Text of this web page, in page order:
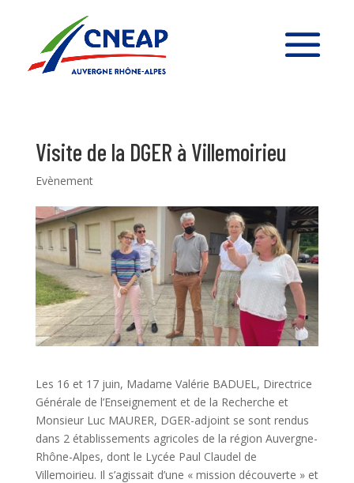
Visite de la DGER à Villemoirieu
Evènement
Les 16 et 17 juin, Madame Valérie BADUEL, Directrice
Générale de l’Enseignement et de la Recherche et
Monsieur Luc MAURER, DGER-adjoint se sont rendus
dans 2 établissements agricoles de la région Auvergne-
Rhône-Alpes, dont le Lycée Paul Claudel de
Villemoirieu. Il s’agissait d’une « mission découverte » et